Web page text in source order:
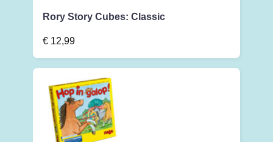
Rory Story Cubes: Classic
€ 12,99